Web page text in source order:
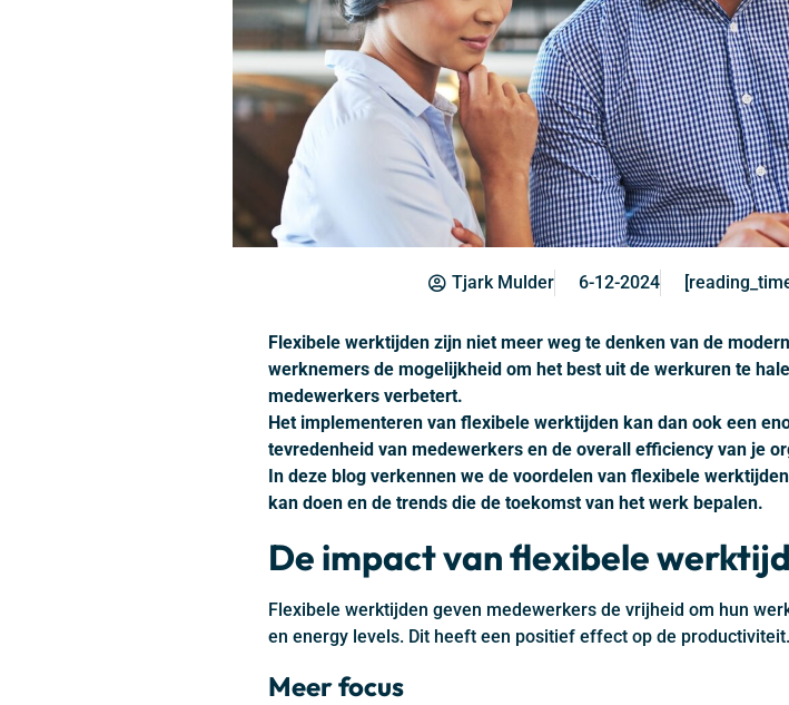
Tjark Mulder 6-12-2024
Flexibele werktijden zijn niet meer weg te denken van de
werknemers de mogelijkheid om het best uit de werkuren te
medewerkers verbetert.
Het implementeren van flexibele werktijden kan dan ook een
tevredenheid van medewerkers en de overall efficiency van je
In deze blog verkennen we de voordelen van flexibele
kan doen en de trends die de toekomst van het werk bepalen.
De impact van flexibele
Flexibele werktijden geven medewerkers de vrijheid om hun
en energy levels. Dit heeft een positief effect op de productiviteit.
Meer focus